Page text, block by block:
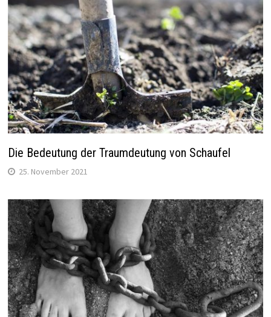
Die Bedeutung der Traumdeutung von Schaufel
25. November 2021